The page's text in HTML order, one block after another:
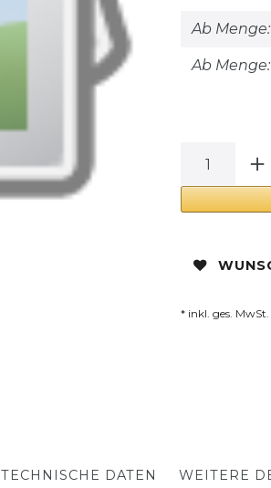
Ab Menge:
Ab
* inkl. ges.
TECHNISCHE DATEN WEITERE